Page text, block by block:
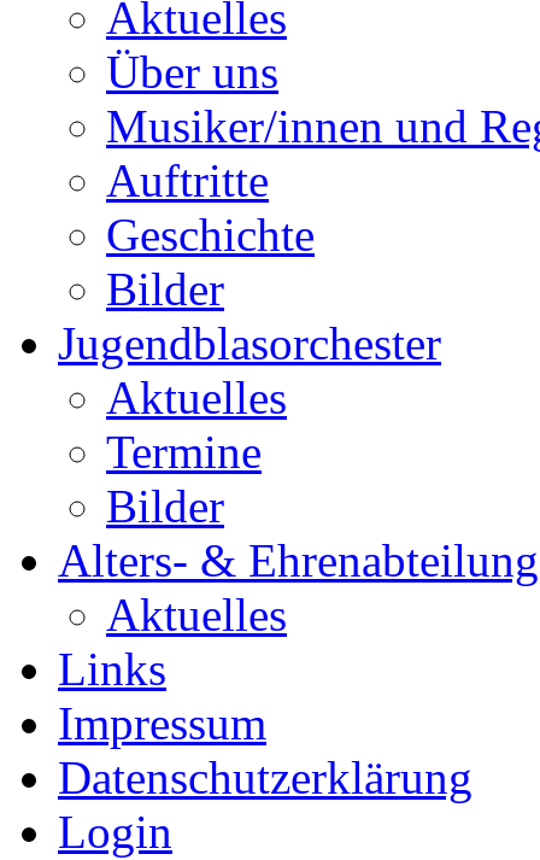
Aktuelles
Über uns
Musiker/innen und
Auftritte
Geschichte
Bilder
Jugendblasorchester
Aktuelles
Termine
Bilder
Alters- & Ehrenabteilung
Aktuelles
Links
Impressum
Datenschutzerklärung
Login